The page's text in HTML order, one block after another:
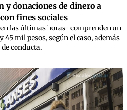
y donaciones de dinero a
fines sociales
las últimas horas- comprenden un
45 mil pesos, según el caso, además
conducta.